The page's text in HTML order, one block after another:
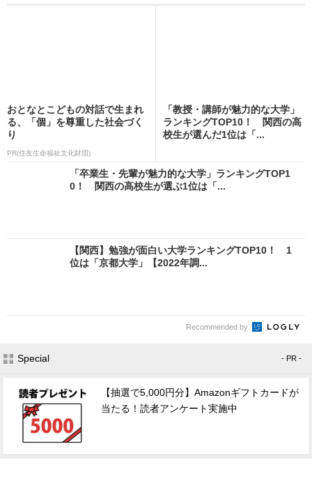
おとなとこどもの対話で生まれ
る、「個」を尊重した社会づく
り
PR(住友生命福祉文化財団)
「教授・講師が魅力的な大学」
ランキングTOP10！ 関西の高
校生が選んだ1位は「...
「卒業生・先輩が魅力的な大学」ランキングTOP1
0！ 関西の高校生が選ぶ1位は「...
【関西】勉強が面白い大学ランキングTOP10！ 1
位は「京都大学」【2022年調...
Recommended by
Special - PR -
【抽選で5,000円分】Amazonギフトカードが
当たる！読者アンケート実施中